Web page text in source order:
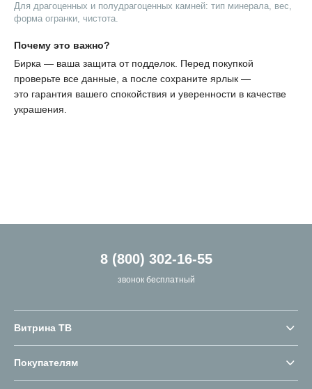
Для драгоценных и полудрагоценных камней: тип минерала, вес,
форма огранки, чистота.
Почему это важно?
Бирка — ваша защита от подделок. Перед покупкой
проверьте все данные, а после сохраните ярлык —
это гарантия вашего спокойствия и уверенности в качестве
украшения.
8 (800) 302-16-55
звонок бесплатный
Витрина ТВ
Покупателям